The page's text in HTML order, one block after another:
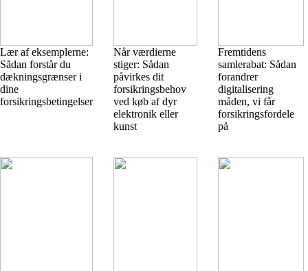
Lær af eksemplerne:
Sådan forstår du
dækningsgrænser i
dine
forsikringsbetingelser
Når værdierne
stiger: Sådan
påvirkes dit
forsikringsbehov
ved køb af dyr
elektronik eller
kunst
Fremtidens
samlerabat: Sådan
forandrer
digitalisering
måden, vi får
forsikringsfordele
på